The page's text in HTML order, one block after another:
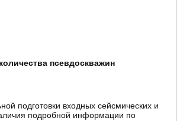
псевдоскважин
подготовки входных сейсмических и
подробной информации по